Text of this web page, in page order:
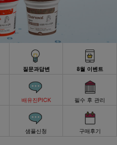
질문과답변 8월 이벤트
배유진PICK 필수 후 관리
샘플신청 구매후기